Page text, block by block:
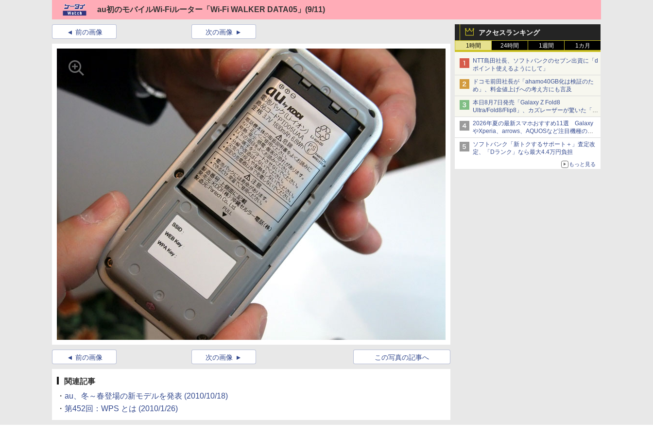
au初のモバイルWi-Fiルーター「Wi-Fi WALKER DATA05」 (9/11)
アクセスランキング
1時間 24時間 1週間 1カ月
NTT島田社長、ソフトバンクのセブン出資に「d
ポイント使えるようにして」
ドコモ前田社長が「ahamo40GB化は検証のた
め」、料金値上げへの考え方にも言及
本日8月7日発売「Galaxy Z Fold8
Ultra/Fold8/Flip8」、カズレーザーが驚いた「そ
ば屋のメニュー並みの薄さ」
2026年夏の最新スマホおすすめ11選 Galaxy
やXperia、arrows、AQUOSなど注目機種の特
徴は
ソフトバンク「新トクするサポート＋」査定改
定、「Dランク」なら最大4.4万円負担
もっと見る
前の画像 次の画像
前の画像 この写真の記事へ
次の画像
関連記事
・ au、冬～春登場の新モデルを発表 (2010/10/18)
・ 第452回：WPS とは (2010/1/26)